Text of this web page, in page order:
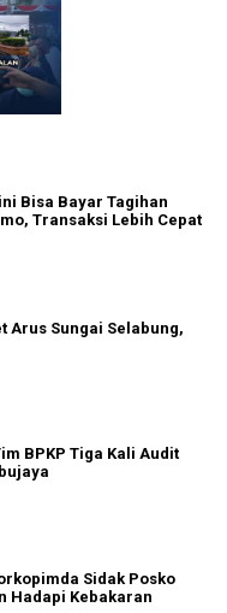
Bisa Bayar Tagihan
Transaksi Lebih Cepat
Arus Sungai Selabung,
BPKP Tiga Kali Audit
Sidak Posko
Hadapi Kebakaran